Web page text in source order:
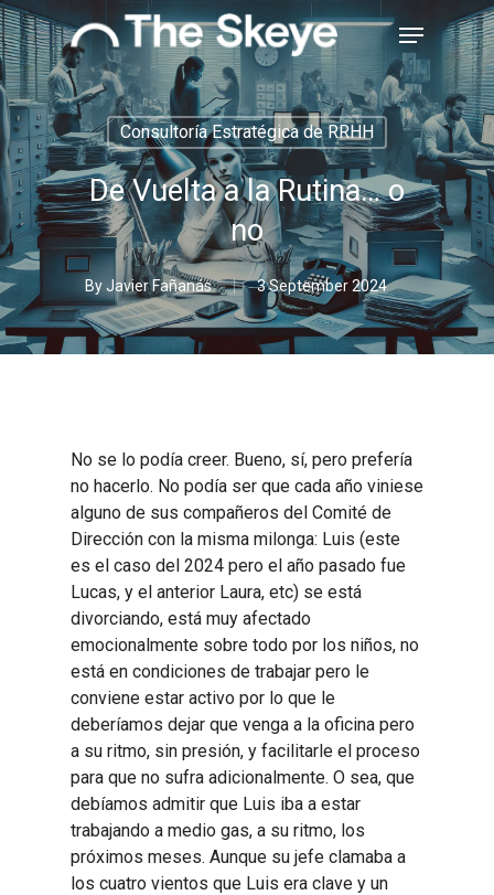
Skip
to
main
content
Menu
Consultoría Estratégica de RRHH
De Vuelta a la Rutina… o
no
ByJavier Fañanás 3 September 2024
No se lo podía creer. Bueno, sí, pero prefería
no hacerlo. No podía ser que cada año viniese
alguno de sus compañeros del Comité de
Dirección con la misma milonga: Luis (este
es el caso del 2024 pero el año pasado fue
Lucas, y el anterior Laura, etc) se está
divorciando, está muy afectado
emocionalmente sobre todo por los niños, no
está en condiciones de trabajar pero le
conviene estar activo por lo que le
deberíamos dejar que venga a la oficina pero
a su ritmo, sin presión, y facilitarle el proceso
para que no sufra adicionalmente. O sea, que
debíamos admitir que Luis iba a estar
trabajando a medio gas, a su ritmo, los
próximos meses. Aunque su jefe clamaba a
los cuatro vientos que Luis era clave y un
Close
Menu